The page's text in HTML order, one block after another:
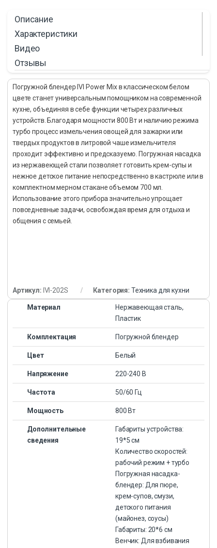
Описание
Характеристики
Видео
Отзывы
Погружной блендер IVI Power Mix в классическом белом
цвете станет универсальным помощником на современной
кухне, объединяя в себе функции четырех различных
устройств. Благодаря мощности 800 Вт и наличию режима
турбо процесс измельчения овощей для зажарки или
твердых продуктов в литровой чаше измельчителя
проходит эффективно и предсказуемо. Погружная насадка
из нержавеющей стали позволяет готовить крем-супы и
нежное детское питание непосредственно в кастрюле или в
комплектном мерном стакане объемом 700 мл.
Использование этого прибора значительно упрощает
повседневные задачи, освобождая время для отдыха и
общения с семьей.
Артикул: IVI-202S Категория: Техника для кухни
Материал
Нержавеющая сталь,
Пластик
Комплектация Погружной блендер
Цвет Белый
Напряжение 220-240 В
Частота 50/60 Гц
Мощность 800 Вт
Дополнительные
сведения
Габариты устройства:
19*5 см
Количество скоростей:
рабочий режим + турбо
Погружная насадка-
блендер: Для пюре,
крем-супов, смузи,
детского питания
(майонез, соусы)
Габариты: 20*6 см
Венчик: Для взбивания